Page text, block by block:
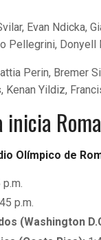
Evan Ndicka,
Pellegrini, Donyell
Perin, Bremer
Kenan Yildiz,
inicia
Olímpico de
p.m.
p.m.
(Washington